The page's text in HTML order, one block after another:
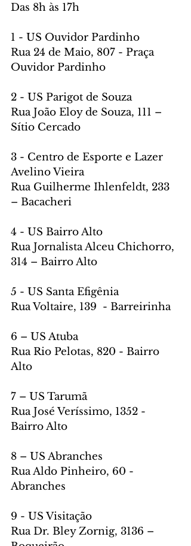
Das 8h às 17h
1 - US Ouvidor Pardinho
Rua 24 de Maio, 807 - Praça
Ouvidor Pardinho
2 - US Parigot de Souza
Rua João Eloy de Souza, 111 –
Sítio Cercado
3 - Centro de Esporte e Lazer
Avelino Vieira
Rua Guilherme Ihlenfeldt, 233
– Bacacheri
4 - US Bairro Alto
Rua Jornalista Alceu Chichorro,
314 – Bairro Alto
5 - US Santa Efigênia
Rua Voltaire, 139  - Barreirinha
6 – US Atuba
Rua Rio Pelotas, 820 - Bairro
Alto
7 – US Tarumã
Rua José Veríssimo, 1352 -
Bairro Alto
8 – US Abranches
Rua Aldo Pinheiro, 60 -
Abranches
9 - US Visitação
Rua Dr. Bley Zornig, 3136 –